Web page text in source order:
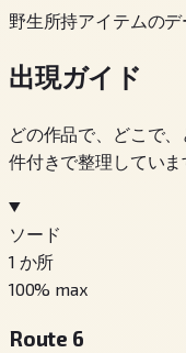
野生所持アイテムのデ
出現ガイド
どの作品で、どこで
件付きで整理していま
ソード
1 か所
100% max
Route 6